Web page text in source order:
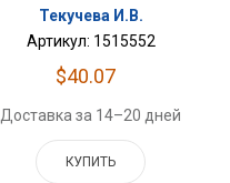
Текучева И.В.
Артикул: 1515552
$40.07
Доставка за 14–20 дней
КУПИТЬ